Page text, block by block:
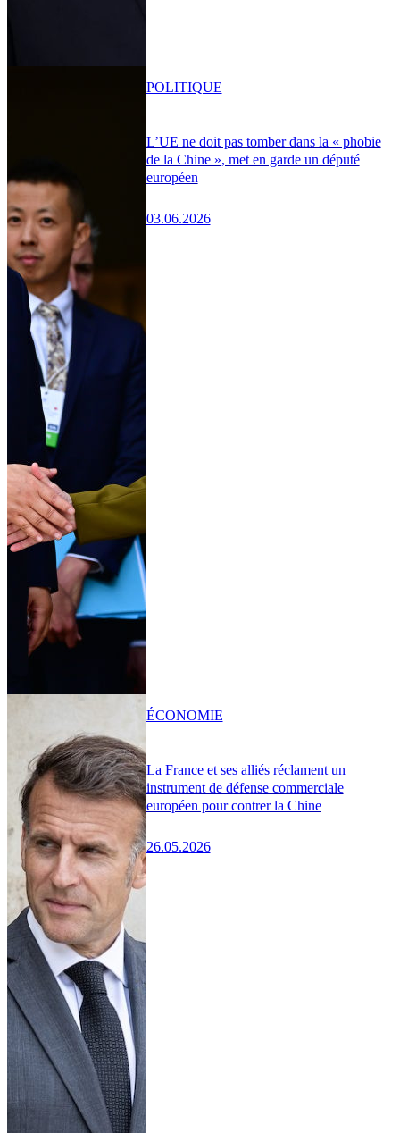
L’UE ne doit pas tomber dans la « phobie
de la Chine », met en garde un député
européen
03.06.2026
POLITIQUE
La France et ses alliés réclament un
instrument de défense commerciale
européen pour contrer la Chine
26.05.2026
ÉCONOMIE